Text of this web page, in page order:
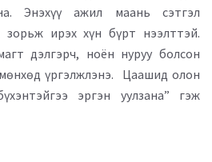
Энэхүү ажил маань сэтгэл
зорьж ирэх хүн бүрт нээлттэй.
дэлгэрч, ноён нуруу болсон
үргэлжлэнэ. Цаашид олон
эргэн уулзана” гэж